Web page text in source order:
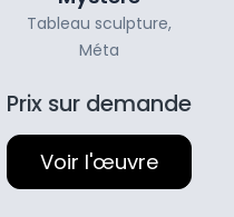
Tableau sculpture,
Méta
Prix sur demande
Voir l'œuvre